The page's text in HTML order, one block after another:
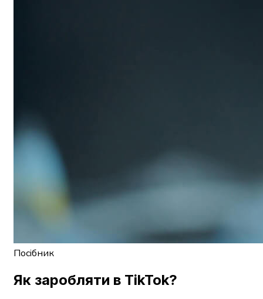
Посібник
Як заробляти в TikTok?